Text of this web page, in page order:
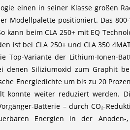
einen in seiner Klasse großen
Modellpalette positioniert. Das
beim CLA 250+ mit EQ
ist bei CLA 250+ und CLA 350
Top-Variante der Lithium-Ionen-
denen Siliziumoxid zum Graphit
Energiedichte um bis zu 20
konnte weiter reduziert werden.
Batterie – durch CO₂-
Energien in der Anoden-